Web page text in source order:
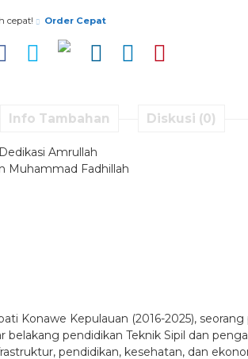
cepat! Order Cepat
Info Tambahan Diskusi (0)
Amrullah
Muhammad Fadhillah
Konawe Kepulauan (2016-2025),
pendidikan Teknik Sipil dan
pendidikan, kesehatan, dan